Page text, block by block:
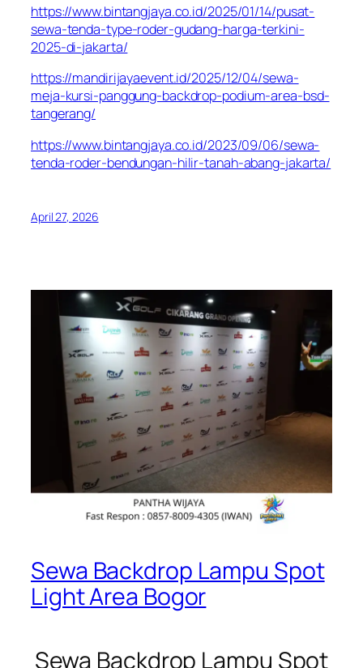
https://www.bintangjaya.co.id/2025/01/14/pusat-
sewa-tenda-type-roder-gudang-harga-terkini-
2025-di-jakarta/
https://mandirijayaevent.id/2025/12/04/sewa-
meja-kursi-panggung-backdrop-podium-area-bsd-
tangerang/
https://www.bintangjaya.co.id/2023/09/06/sewa-
tenda-roder-bendungan-hilir-tanah-abang-jakarta/
April 27, 2026
Sewa Backdrop Lampu Spot
Light Area Bogor
Sewa Backdrop Lampu Spot